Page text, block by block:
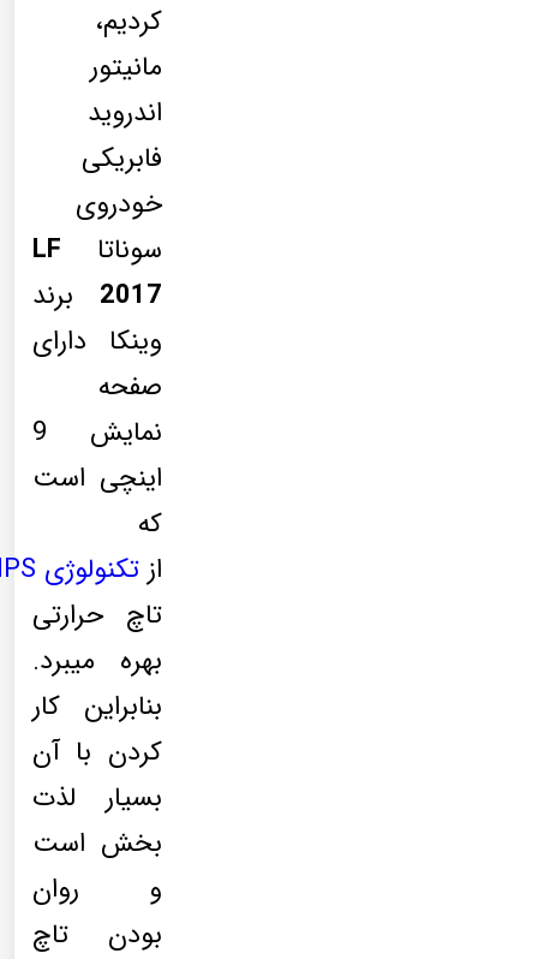
کردیم،
مانیتور
اندروید
فابریکی
خودروی
سوناتا LF
2017 برند
وینکا دارای
صفحه
نمایش 9
اینچی است
که
از تکنولوژی
تاچ حرارتی
بهره میبرد.
بنابراین کار
کردن با آن
بسیار لذت
بخش است
و روان
بودن تاچ